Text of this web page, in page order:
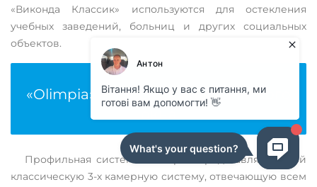
«Виконда Классик» используются для остекления
учебных заведений, больниц и других социальных
объектов.
«Olimpia» – простота классического
окна
Профильная система «Olimpia» представляет собой
классическую 3-х камерную систему, отвечающую всем